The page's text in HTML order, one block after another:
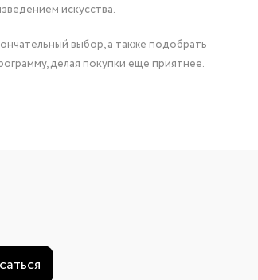
искусства.
выбор, а также подобрать
делая покупки еще приятнее.